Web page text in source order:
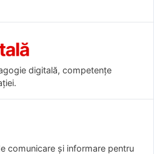
digitală, competențe
comunicare și informare pentru